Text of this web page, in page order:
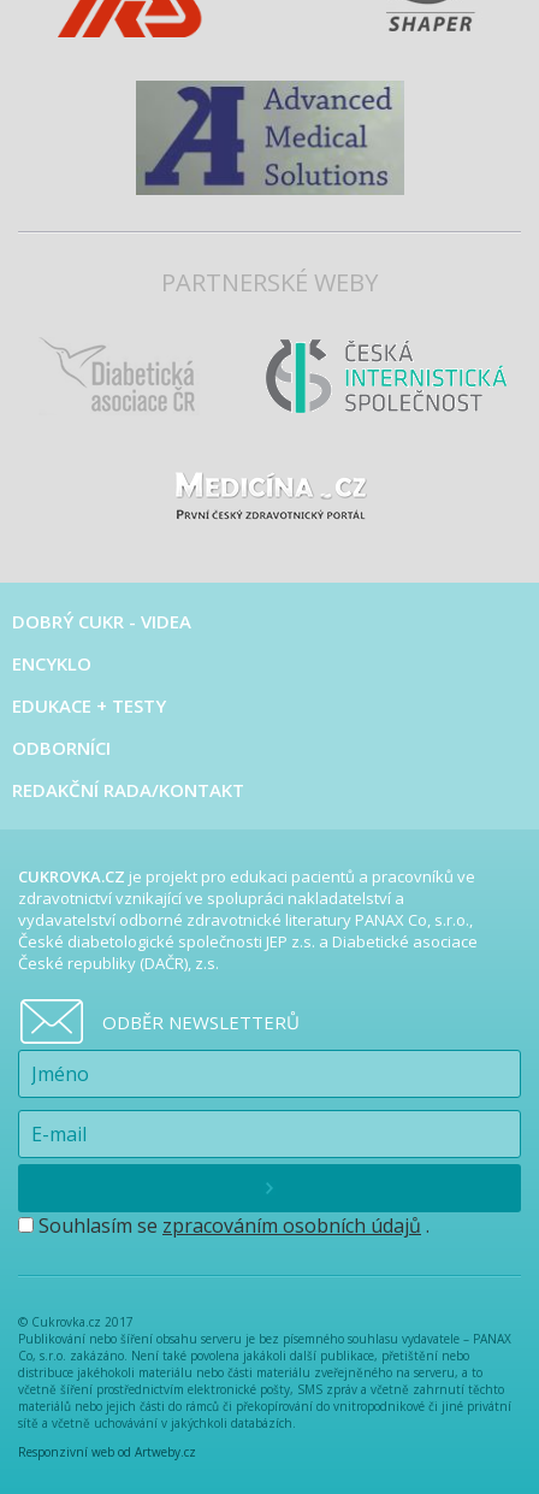
PARTNERSKÉ WEBY
DOBRÝ CUKR - VIDEA
ENCYKLO
EDUKACE + TESTY
ODBORNÍCI
REDAKČNÍ RADA/KONTAKT
CUKROVKA.CZ je projekt pro edukaci pacientů a pracovníků ve
zdravotnictví vznikající ve spolupráci nakladatelství a
vydavatelství odborné zdravotnické literatury PANAX Co, s.r.o.,
České diabetologické společnosti JEP z.s. a Diabetické asociace
České republiky (DAČR), z.s.
ODBĚR NEWSLETTERŮ
Souhlasím se zpracováním osobních údajů .
© Cukrovka.cz 2017
Publikování nebo šíření obsahu serveru je bez písemného souhlasu vydavatele – PANAX
Co, s.r.o. zakázáno. Není také povolena jakákoli další publikace, přetištění nebo
distribuce jakéhokoli materiálu nebo části materiálu zveřejněného na serveru, a to
včetně šíření prostřednictvím elektronické pošty, SMS zpráv a včetně zahrnutí těchto
materiálů nebo jejich části do rámců či překopírování do vnitropodnikové či jiné privátní
sítě a včetně uchovávání v jakýchkoli databázích.
Responzivní web od Artweby.cz